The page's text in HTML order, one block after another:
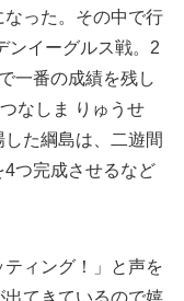
った。その中で行
ンイーグルス戦。2
一番の成績を残し
なしま りゅうせ
た綱島は、二遊間
つ完成させるなど
ィング！」と声を
てきているので嬉